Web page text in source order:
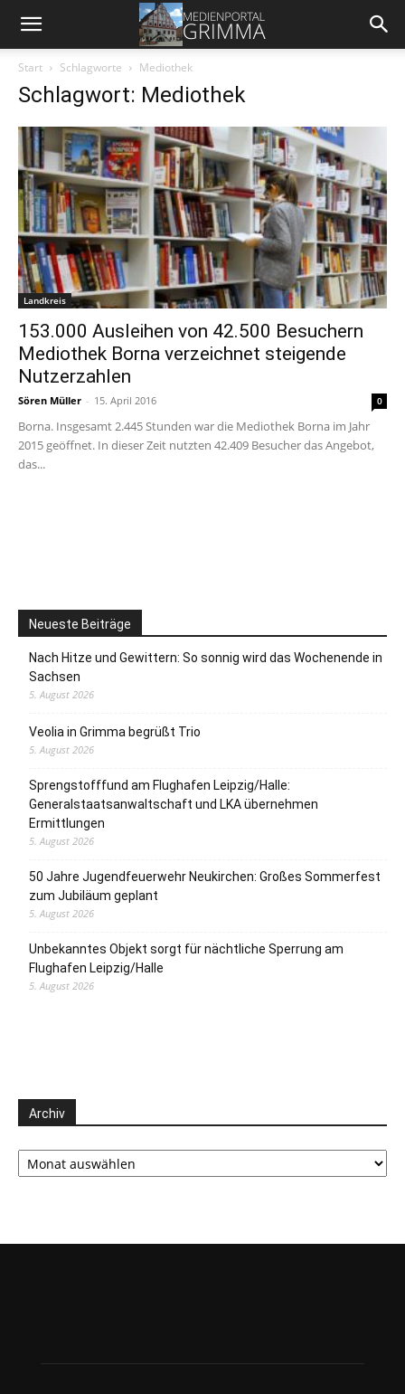
Start Schlagworte Mediothek
Schlagwort: Mediothek
Landkreis
153.000 Ausleihen von 42.500 Besuchern
Mediothek Borna verzeichnet steigende
Nutzerzahlen
Sören Müller - 15. April 2016 0
Borna. Insgesamt 2.445 Stunden war die Mediothek Borna im Jahr
2015 geöffnet. In dieser Zeit nutzten 42.409 Besucher das Angebot,
das...
Neueste Beiträge
Nach Hitze und Gewittern: So sonnig wird das Wochenende in
Sachsen
5. August 2026
Veolia in Grimma begrüßt Trio
5. August 2026
Sprengstofffund am Flughafen Leipzig/Halle:
Generalstaatsanwaltschaft und LKA übernehmen
Ermittlungen
5. August 2026
50 Jahre Jugendfeuerwehr Neukirchen: Großes Sommerfest
zum Jubiläum geplant
5. August 2026
Unbekanntes Objekt sorgt für nächtliche Sperrung am
Flughafen Leipzig/Halle
5. August 2026
Archiv
Archiv